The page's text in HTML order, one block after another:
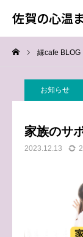
佐賀の心温
縁cafe BLOG
お知らせ
家族のサ
2023.12.13
佐賀の心温
料
TOP